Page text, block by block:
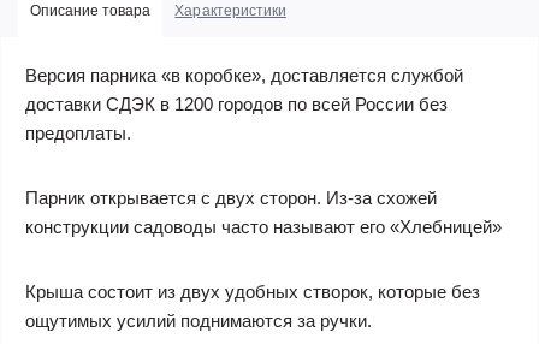
Описание товара Характеристики
Версия парника «в коробке», доставляется службой
доставки СДЭК в 1200 городов по всей России без
предоплаты.
Парник открывается с двух сторон. Из-за схожей
конструкции садоводы часто называют его «Хлебницей»
Крыша состоит из двух удобных створок, которые без
ощутимых усилий поднимаются за ручки.